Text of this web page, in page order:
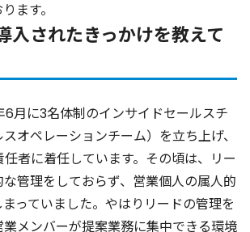
ます。
されたきっかけを教えて
6月に3名体制のインサイドセールスチ
オペレーションチーム）を立ち上げ、
者に着任しています。その頃は、リー
な管理をしておらず、営業個人の属人的
っていました。やはりリードの管理を
メンバーが提案業務に集中できる環境